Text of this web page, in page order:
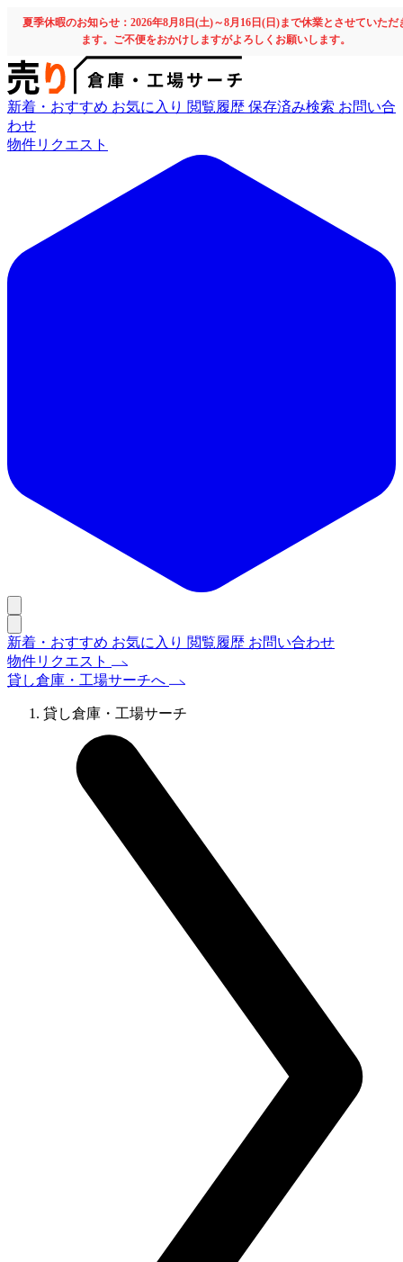
夏季休暇のお知らせ：2026年8月8日(土)～8月16日(日)まで休業とさせていただ
ます。ご不便をおかけしますがよろしくお願いします。
新着・おすすめ お気に入り 閲覧履歴 保存済み検索 お問い合
わせ
物件リクエスト
新着・おすすめ お気に入り 閲覧履歴 お問い合わせ
物件リクエスト
貸し倉庫・工場サーチへ
貸し倉庫・工場サーチ